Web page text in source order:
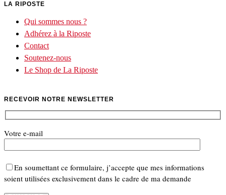
LA RIPOSTE
Qui sommes nous ?
Adhérez à la Riposte
Contact
Soutenez-nous
Le Shop de La Riposte
RECEVOIR NOTRE NEWSLETTER
Votre e-mail
En soumettant ce formulaire, j’accepte que mes informations
soient utilisées exclusivement dans le cadre de ma demande